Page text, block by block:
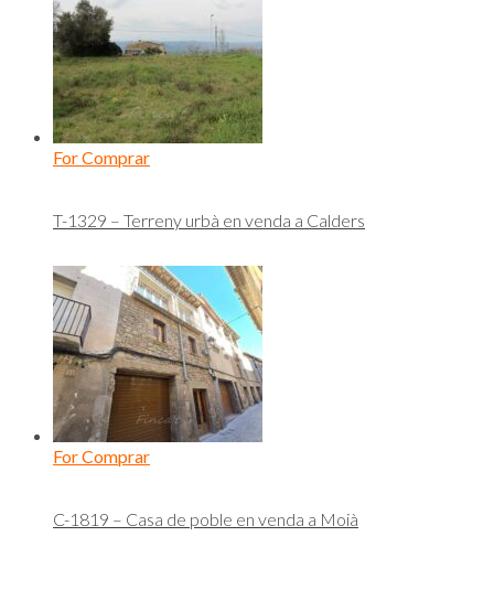
For Comprar
T-1329 – Terreny urbà en venda a Calders
For Comprar
C-1819 – Casa de poble en venda a Moià